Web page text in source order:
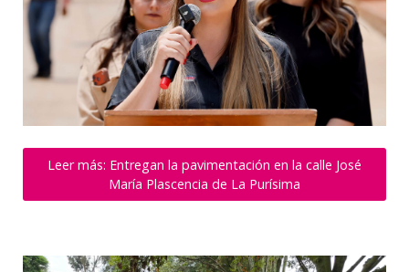
Leer más: Entregan la pavimentación en la calle José
María Plascencia de La Purísima